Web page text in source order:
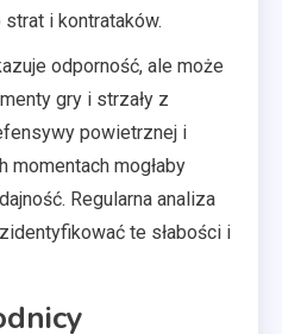
i kontrataków.
odporność, ale może
gry i strzały z
powietrznej i
momentach mogłaby
Regularna analiza
te słabości i